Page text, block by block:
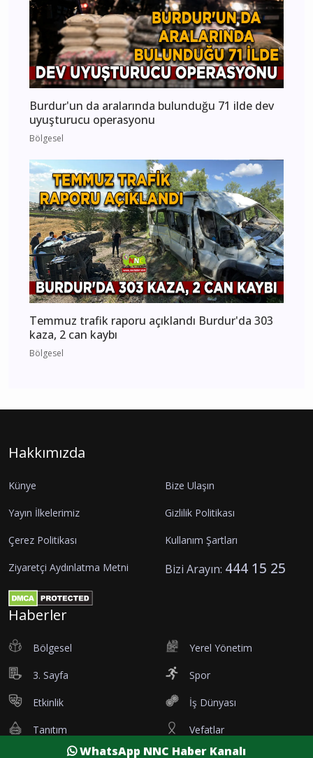
Burdur'un da aralarında bulunduğu 71 ilde dev
uyuşturucu operasyonu
Bölgesel
Temmuz trafik raporu açıklandı Burdur'da 303
kaza, 2 can kaybı
Bölgesel
Hakkımızda
Künye Bize Ulaşın
Yayın İlkelerimiz Gizlilik Politikası
Çerez Politikası Kullanım Şartları
Ziyaretçi Aydınlatma Metni Bizi Arayın: 444 15 25
Haberler
Bölgesel Yerel Yönetim
3. Sayfa Spor
Etkinlik İş Dünyası
Tanıtım Vefatlar
WhatsApp NNC Haber Kanalı